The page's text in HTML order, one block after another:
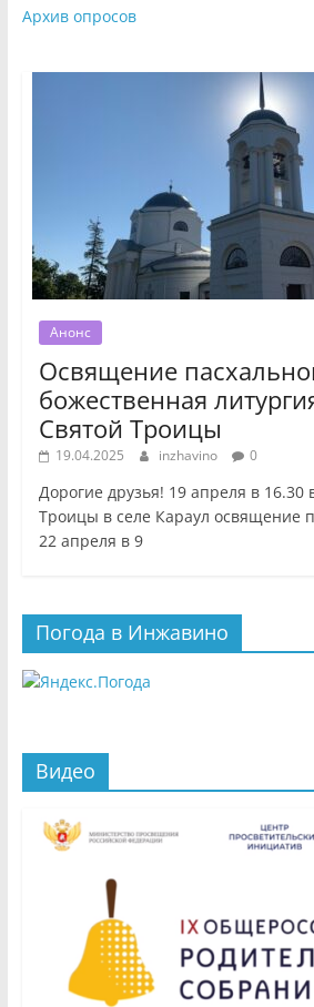
Архив опросов
Анонс
Освящение
божественная
Святой Троицы
19.04.2025 inzhavino 0
Дорогие друзья! 19 апреля в 16.30
Троицы в селе Караул освящение
22 апреля в 9
Погода в Инжавино
Видео